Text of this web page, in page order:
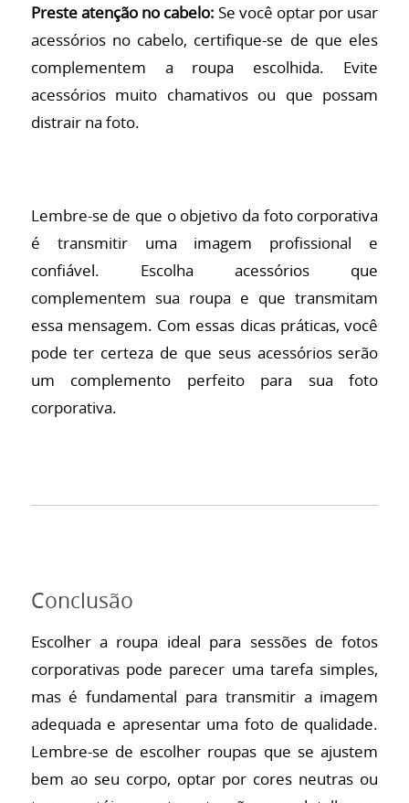
Preste atenção no cabelo: Se você optar por usar
acessórios no cabelo, certifique-se de que eles
complementem a roupa escolhida. Evite
acessórios muito chamativos ou que possam
distrair na foto.
Lembre-se de que o objetivo da foto corporativa
é transmitir uma imagem profissional e
confiável. Escolha acessórios que
complementem sua roupa e que transmitam
essa mensagem. Com essas dicas práticas, você
pode ter certeza de que seus acessórios serão
um complemento perfeito para sua foto
corporativa.
Conclusão
Escolher a roupa ideal para sessões de fotos
corporativas pode parecer uma tarefa simples,
mas é fundamental para transmitir a imagem
adequada e apresentar uma foto de qualidade.
Lembre-se de escolher roupas que se ajustem
bem ao seu corpo, optar por cores neutras ou